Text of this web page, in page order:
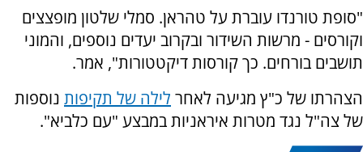
"סופת טורנדו עוברת על טהראן. סמלי שלטון מופצצים
וקורסים - מרשות השידור ובקרוב יעדים נוספים, והמוני
תושבים בורחים. כך קורסות דיקטטורות", אמר.
הצהרתו של כ"ץ מגיעה לאחר לילה של תקיפות נוספות
של צה"ל נגד מטרות איראניות במבצע "עם כלביא".